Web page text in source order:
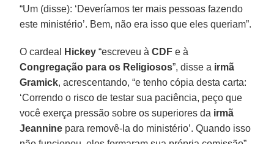
“Um (disse): ‘Deveríamos ter mais pessoas fazendo
este ministério’. Bem, não era isso que eles queriam”.
O cardeal Hickey “escreveu àCDF e à
Congregação para os Religiosos”, disse a irmã
Gramick, acrescentando, “e tenho cópia desta carta:
‘Correndo o risco de testar sua paciência, peço que
você exerça pressão sobre os superiores da irmã
Jeannine para removê-la do ministério’. Quando isso